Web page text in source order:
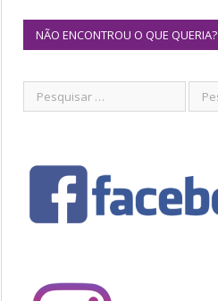
NÃO ENCONTROU O QUE QUERIA?